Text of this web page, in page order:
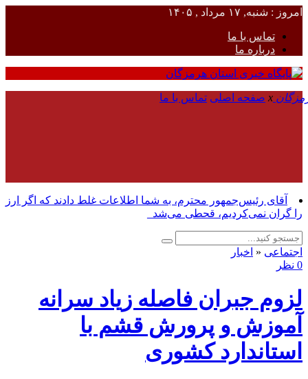
امروز : شنبه, ۱۷ مرداد , ۱۴۰۵
تماس با ما
درباره ما
x صفحه اصلی تماس با ما
آقای رئیس‌جمهور محترم، به شما اطلاعات غلط دادند که اگر ارز
را گران نمی‌کردیم، قحطی می‌شد_
اجتماعی « اخبار
0 نظر
لزوم جبران فاصله زیاد سرانه
آموزش و پرورش قشم با
استاندارد کشوری